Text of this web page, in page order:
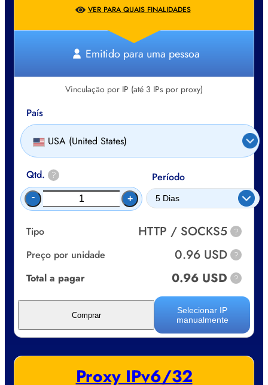
VER PARA QUAIS FINALIDADES
Emitido para uma pessoa
Vinculação por IP (até 3 IPs por proxy)
País
USA (United States)
Qtd. ?
- +
Período
Tipo HTTP / SOCKS5 ?
Preço por unidade 0.96 USD ?
Total a pagar 0.96 USD ?
Selecionar IP
manualmente
Comprar
Proxy IPv6/32